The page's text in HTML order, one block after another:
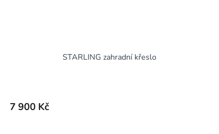
STARLING zahradní křeslo
7 900 Kč